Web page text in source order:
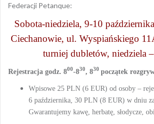
Federacji Petanque:
Sobota-niedziela, 9-10
Ciechanowie, ul. Wyspiańskiego
turniej dubletów, niedziela
Rejestracja godz. 800-830, 830 początek
Wpisowe 25 PLN (6 EUR) od osoby –
6 października, 30 PLN (8 EUR) w dniu
Gwarantujemy kawę, herbatę, słodycze,